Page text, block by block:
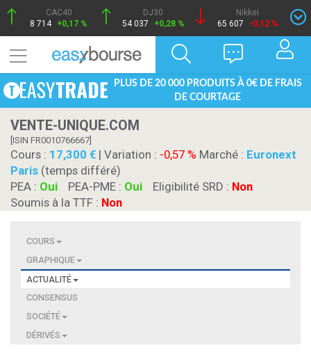
CAC40
8 714 +0,17 %
DJ30
54 037
+0,28 %
Nikkei
65 607
-0,12 %
PLUS DE 20 000 PRODUITS À 0€ DE FRAIS
DE COURTAGE
VENTE-UNIQUE.COM
[ISIN FR0010766667]
Cours : 17,300 | Variation : -0,57 % Marché : Euronext
Paris (temps différé)
PEA : Oui PEA-PME : Oui Eligibilité SRD : Non
Soumis à la TTF : Non
COURS
GRAPHIQUE
ACTUALITÉ
CONSENSUS
SOCIÉTÉ
DÉRIVÉS